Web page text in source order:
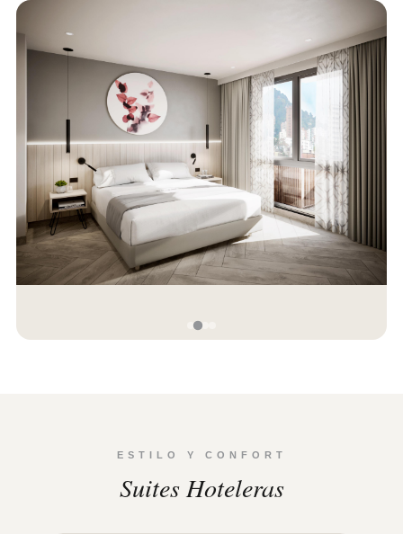
ESTILO Y CONFORT
Suites Hoteleras